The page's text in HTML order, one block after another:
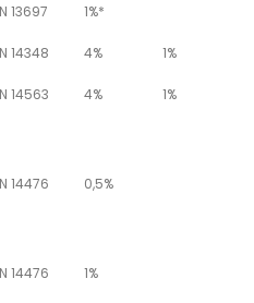
13697 1%*
14348 4% 1%
14563 4% 1%
14476 0,5%
14476 1%